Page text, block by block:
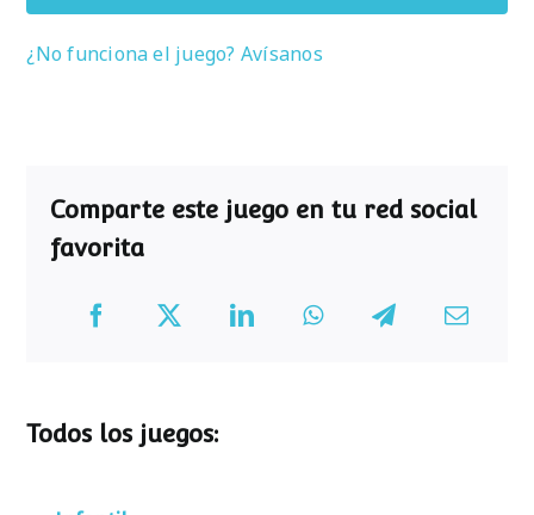
¿No funciona el juego? Avísanos
Comparte este juego en tu red social
favorita
Todos los juegos: